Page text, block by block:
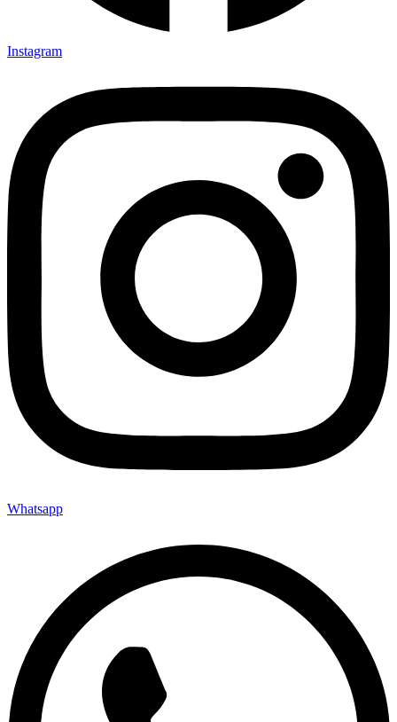
Instagram
Whatsapp